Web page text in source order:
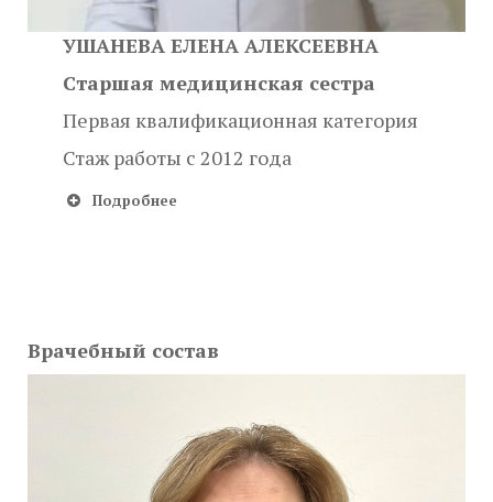
УШАНЕВА ЕЛЕНА АЛЕКСЕЕВНА
Старшая медицинская сестра
Первая квалификационная категория
Стаж работы с 2012 года
Подробнее
Врачебный состав